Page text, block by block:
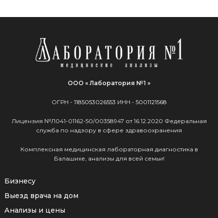
ООО « Лаборатория №1 »
ОГРН - 1185053026553 ИНН - 5001121568
Лицензия №Л041-01162-50/00358947 от 16.12.2020 Федеральная
служба по надзору в сфере здравоохранения
Комплексная медицинская лабораторная диагностика в
Балашихе, анализы для всей семьи!
Бизнесу
Выезд врача на дом
Анализы и цены